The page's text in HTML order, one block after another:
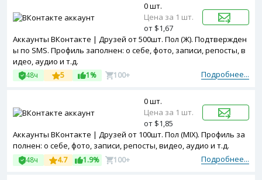
Аккаунты ВКонтакте | Друзей от 500шт. Пол (Ж). Подтвержден
ы по SMS. Профиль заполнен: о себе, фото, записи, репосты, в
идео, аудио и т.д.
Подробнее...
48ч 5 1% 100+
0 шт.
Цена за 1 шт.
от $1,67
Аккаунты ВКонтакте | Друзей от 100шт. Пол (MIX). Профиль за
полнен: о себе, фото, записи, репосты, видео, аудио и т.д.
Подробнее...
48ч 4.7 1.9% 100+
0 шт.
Цена за 1 шт.
от $1,85